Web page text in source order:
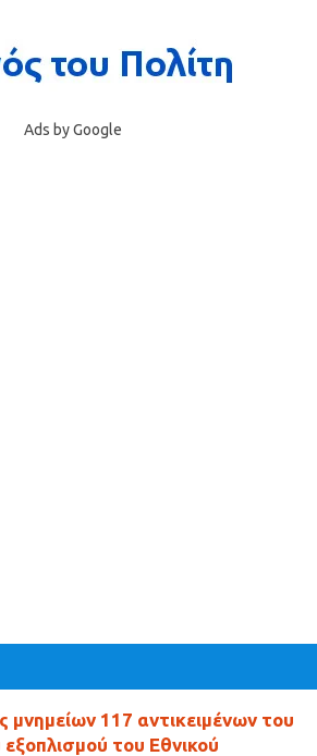
Ads by Google
117 αντικειμένων του
εξοπλισμού του Εθνικού